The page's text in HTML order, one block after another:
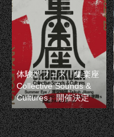
体験型フェス『集楽座
Collective Sounds &
Cultures』開催決定